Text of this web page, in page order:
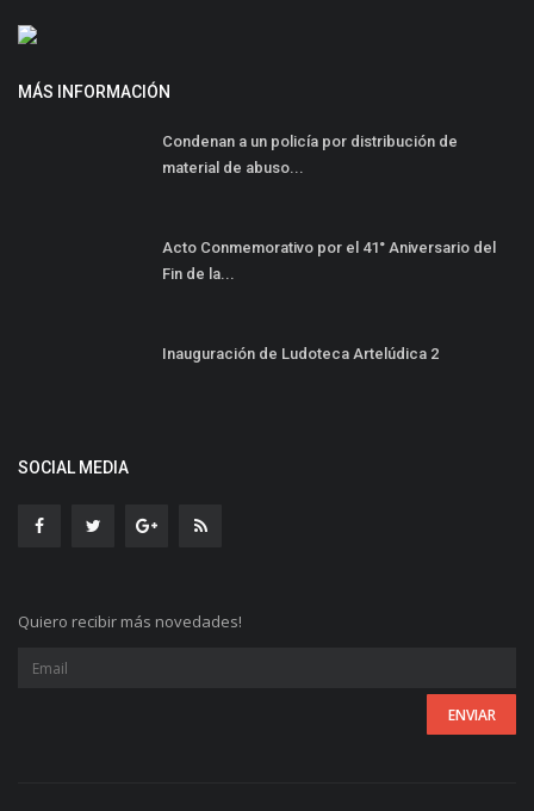
MÁS INFORMACIÓN
Condenan a un policía por distribución de
material de abuso...
Acto Conmemorativo por el 41° Aniversario del
Fin de la...
Inauguración de Ludoteca Artelúdica 2
SOCIAL MEDIA
Quiero recibir más novedades!